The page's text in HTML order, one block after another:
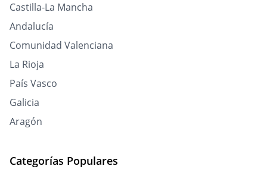
Castilla-La Mancha
Andalucía
Comunidad Valenciana
La Rioja
País Vasco
Galicia
Aragón
Categorías Populares